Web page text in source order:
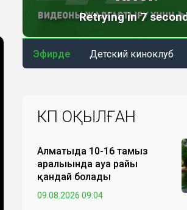
Эфирде Детский киноклуб
КӨП ОҚЫЛҒАН
Алматыда 10-16 тамыз
аралығында ауа райы
қандай болады
09.08.2026 09:04